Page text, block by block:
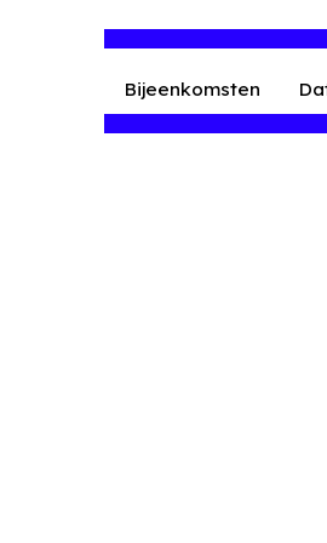
Bijeenkomsten